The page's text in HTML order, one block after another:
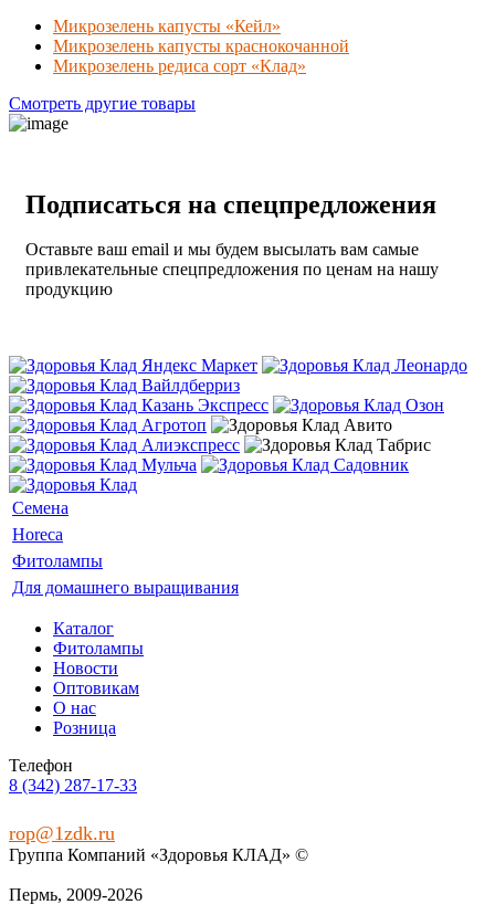
Микрозелень капусты «Кейл»
Микрозелень капусты краснокочанной
Микрозелень редиса сорт «Клад»
Смотреть другие товары
Подписаться на спецпредложения
Оставьте ваш email и мы будем высылать вам самые
привлекательные спецпредложения по ценам на нашу
продукцию
Семена
Horeca
Фитолампы
Для домашнего выращивания
Каталог
Фитолампы
Новости
Оптовикам
О нас
Розница
Телефон
8 (342) 287-17-33
rop@1zdk.ru
Группа Компаний «Здоровья КЛАД» ©
Пермь, 2009‑2026